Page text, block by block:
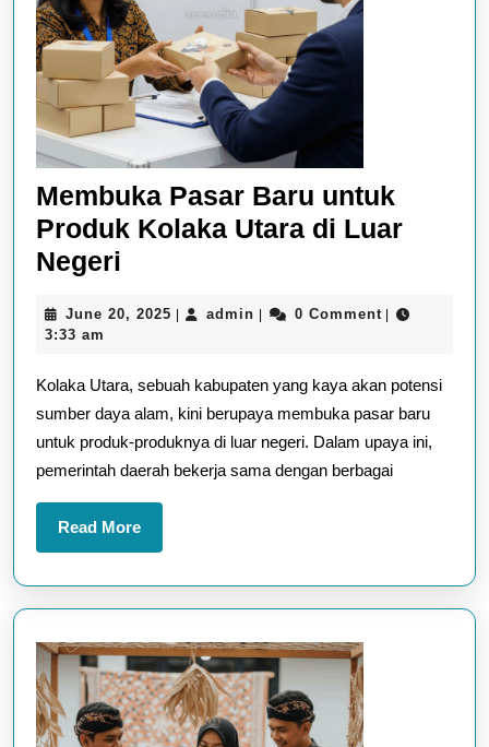
Membuka Pasar Baru untuk
Produk Kolaka Utara di Luar
Negeri
Baru
Produk
Kolaka
Utara
Luar
Negeri
June 20, 2025 June
| admin admin
| 0 Comment |
3:33 am
Kolaka Utara, sebuah kabupaten yang kaya akan potensi
sumber daya alam, kini berupaya membuka pasar baru
untuk produk-produknya di luar negeri. Dalam upaya ini,
pemerintah daerah bekerja sama dengan berbagai
Read MoreRead
More